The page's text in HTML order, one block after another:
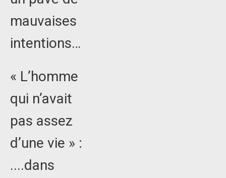
mauvaises
intentions…
« L’homme
qui n’avait
pas assez
d’une vie » :
....dans